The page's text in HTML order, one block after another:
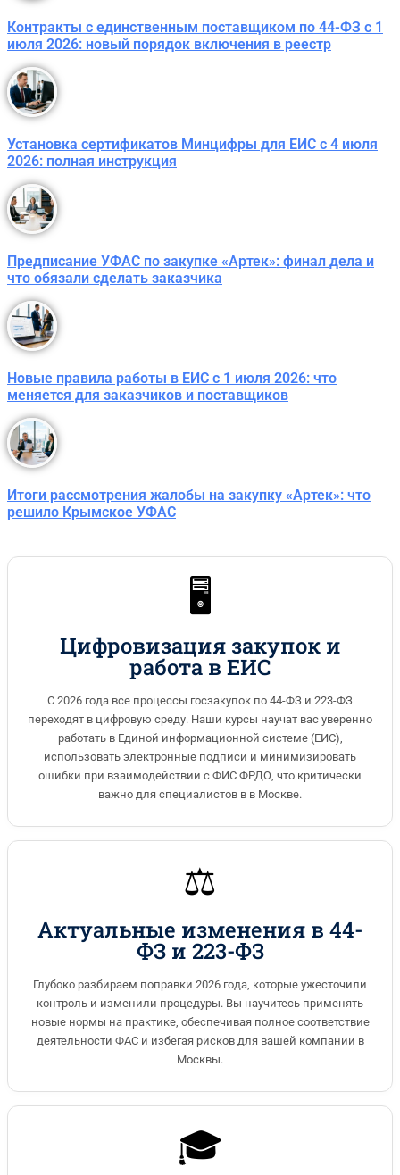
Контракты с единственным поставщиком по 44-ФЗ с 1
июля 2026: новый порядок включения в реестр
Установка сертификатов Минцифры для ЕИС с 4 июля
2026: полная инструкция
Предписание УФАС по закупке «Артек»: финал дела и
что обязали сделать заказчика
Новые правила работы в ЕИС с 1 июля 2026: что
меняется для заказчиков и поставщиков
Итоги рассмотрения жалобы на закупку «Артек»: что
решило Крымское УФАС
🖥️
Цифровизация закупок и
работа в ЕИС
С 2026 года все процессы госзакупок по 44-ФЗ и 223-ФЗ
переходят в цифровую среду. Наши курсы научат вас уверенно
работать в Единой информационной системе (ЕИС),
использовать электронные подписи и минимизировать
ошибки при взаимодействии с ФИС ФРДО, что критически
важно для специалистов в в Москве.
⚖️
Актуальные изменения в 44-
ФЗ и 223-ФЗ
Глубоко разбираем поправки 2026 года, которые ужесточили
контроль и изменили процедуры. Вы научитесь применять
новые нормы на практике, обеспечивая полное соответствие
деятельности ФАС и избегая рисков для вашей компании в
Москвы.
🎓